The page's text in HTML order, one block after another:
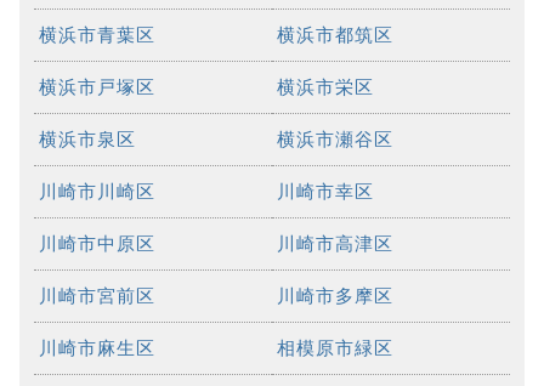
横浜市青葉区 横浜市都筑区
横浜市戸塚区 横浜市栄区
横浜市泉区 横浜市瀬谷区
川崎市川崎区 川崎市幸区
川崎市中原区 川崎市高津区
川崎市宮前区 川崎市多摩区
川崎市麻生区 相模原市緑区